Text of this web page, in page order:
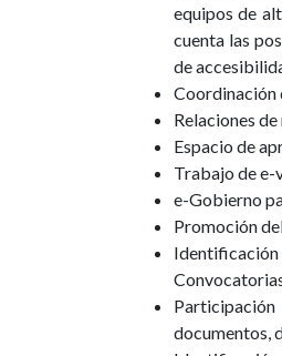
equipos de
cuenta las
de
Coordinación
Relaciones
Espacio de
Trabajo de e-
e-Gobierno
Promoción
documentos,